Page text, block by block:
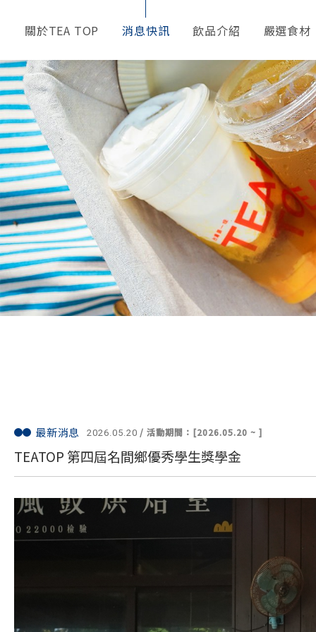
關於TEA TOP 消息快訊 飲品介紹 嚴選食材
最新消息 2026.05.20 / 活動期間：[2026.05.20 ~ ]
TEATOP 第四屆名間鄉優秀學生獎學金